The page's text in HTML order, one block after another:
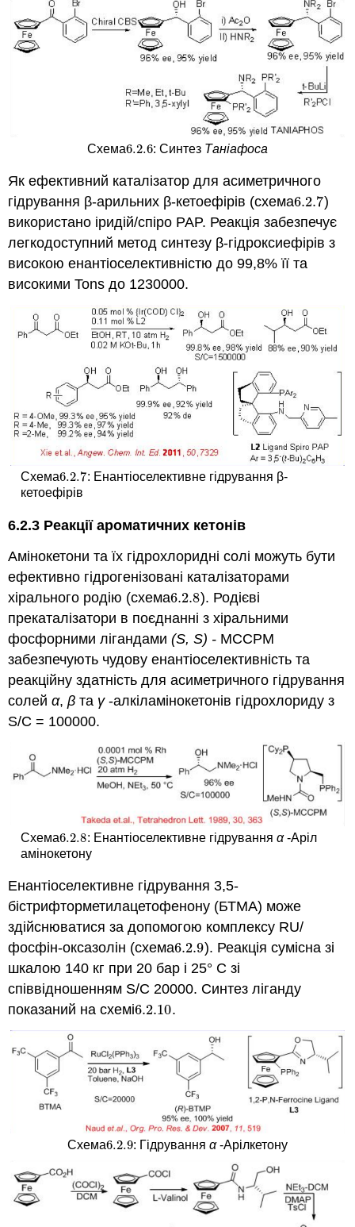
Схема6.2.6
6.2.6: Синтез Таніафоса
Як ефективний каталізатор для асиметричного
гідрування β-арильних β-кетоефірів (схема6.2.7
6.2.7)
використано іридій/спіро PAP. Реакція забезпечує
легкодоступний метод синтезу β-гідроксиефірів з
високою енантіоселективністю до 99,8% її та
високими Tons до 1230000.
Схема6.2.7
6.2.7: Енантіоселективне гідрування β-
кетоефірів
6.2.3 Реакції ароматичних кетонів
Амінокетони та їх гідрохлоридні солі можуть бути
ефективно гідрогенізовані каталізаторами
хірального родію (схема6.2.8
6.2.8). Родієві
прекаталізатори в поєднанні з хіральними
фосфорними лігандами(S, S) - MCCPM
забезпечують чудову енантіоселективність та
реакційну здатність для асиметричного гідрування
солейα,β та γ-алкіламінокетонів гідрохлориду з
S/C = 100000.
Схема6.2.8
6.2.8: Енантіоселективне гідрування α-Аріл
амінокетону
Енантіоселективне гідрування 3,5-
бістрифторметилацетофенону (БТМА) може
здійснюватися за допомогою комплексу RU/
фосфін-оксазолін (схема6.2.9
6.2.9). Реакція сумісна зі
шкалою 140 кг при 20 бар і 25° C зі
співвідношенням S/C 20000. Синтез ліганду
показаний на схемі6.2.10
6.2.10.
Схема6.2.9
6.2.9: Гідруванняα-Арілкетону